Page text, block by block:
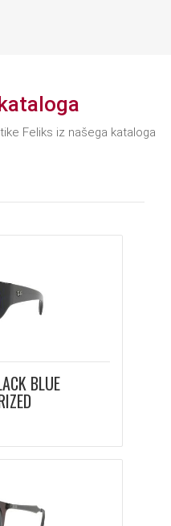
Feliks iz našega kataloga
BLUE